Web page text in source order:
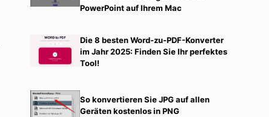
PowerPoint auf Ihrem Mac
Die 8 besten Word-zu-PDF-Konverter
im Jahr 2025: Finden Sie Ihr perfektes
Tool!
So konvertieren Sie JPG auf allen
Geräten kostenlos in PNG